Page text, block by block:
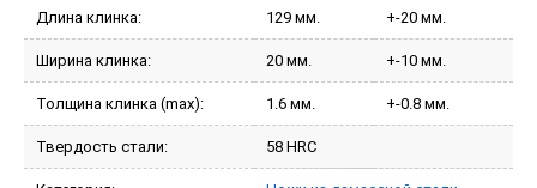
Длина клинка: 129 мм. +-20 мм.
Ширина клинка: 20 мм. +-10 мм.
Толщина клинка (max): 1.6 мм. +-0.8 мм.
Твердость стали: 58 HRC